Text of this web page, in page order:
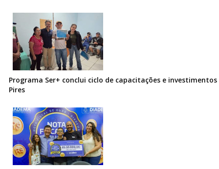
Programa Ser+ conclui ciclo de capacitações e
Pires